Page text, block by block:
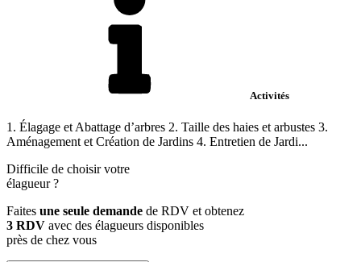
Activités
1. Élagage et Abattage d’arbres 2. Taille des haies et arbustes 3.
Aménagement et Création de Jardins 4. Entretien de Jardi...
Difficile de choisir votre
élagueur?
Faites une seule demande de RDV et obtenez
3 RDV avec des élagueurs disponibles
près de chez vous